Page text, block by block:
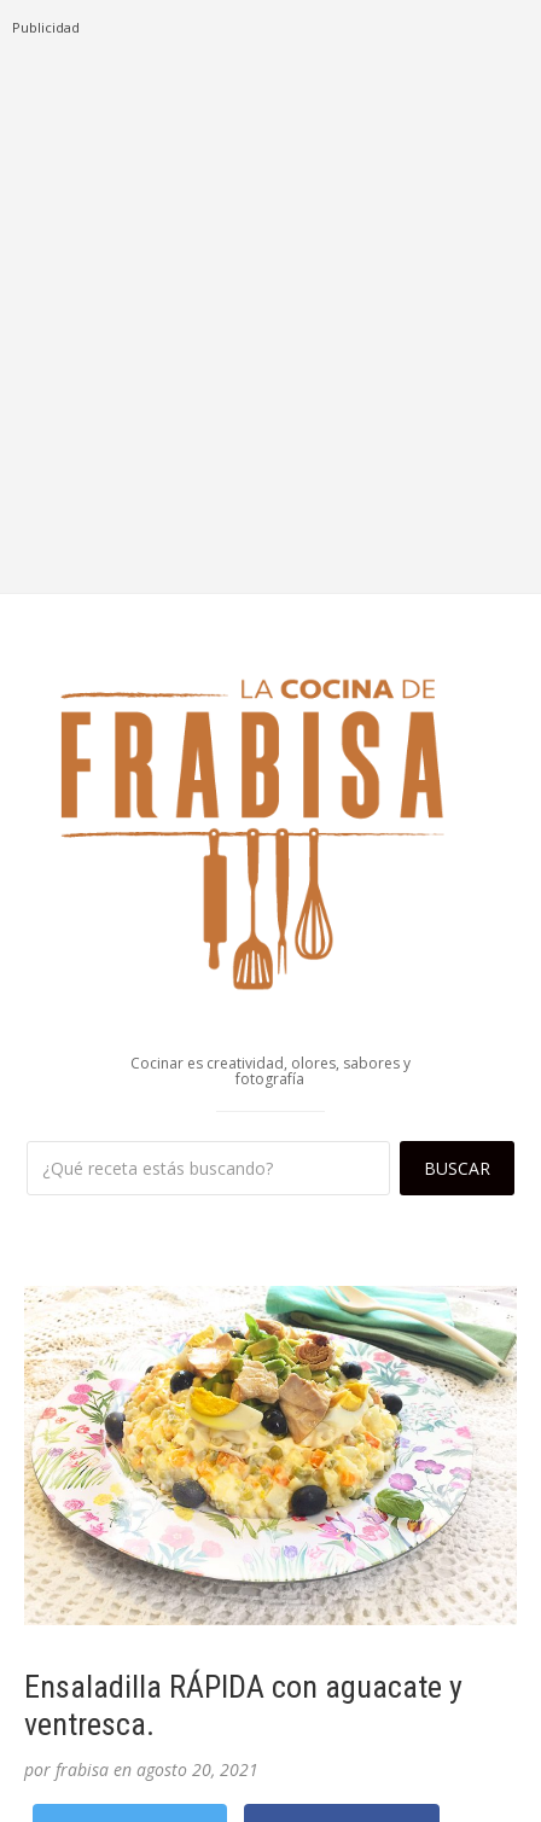
Publicidad
Cocinar es creatividad, olores, sabores y
fotografía
Ensaladilla RÁPIDA con aguacate y
ventresca.
por frabisa en agosto 20, 2021